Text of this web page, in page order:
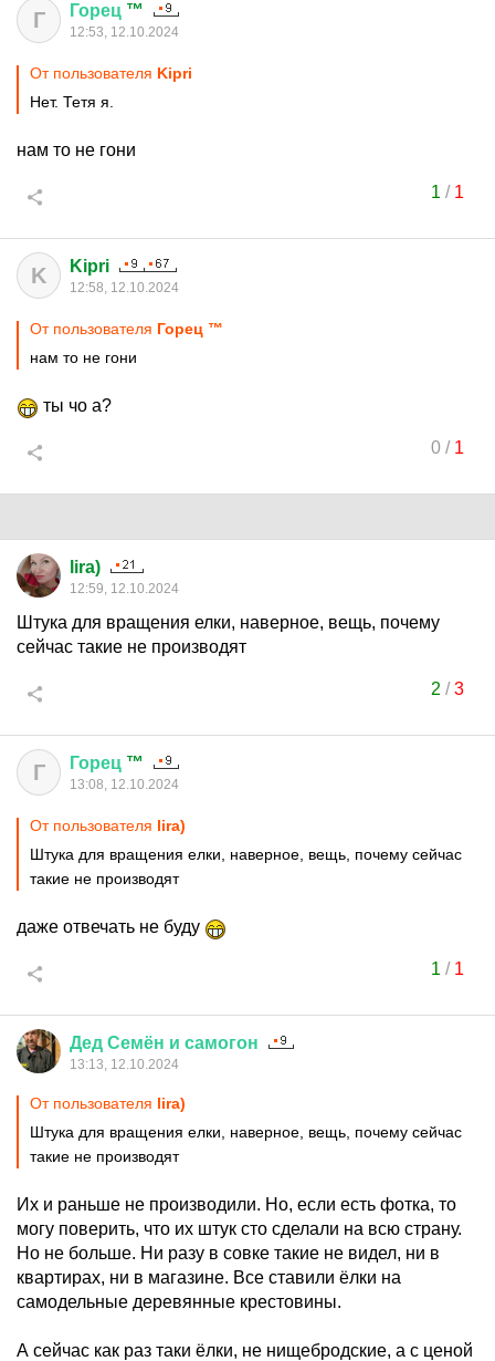
Г Горец ™
12:53, 12.10.2024
От пользователя Kipri
Нет. Тетя я.
нам то не гони
1 / 1
K Kipri
12:58, 12.10.2024
От пользователя Горец ™
нам то не гони
ты чо а?
0/ 1
lira)
12:59, 12.10.2024
Штука для вращения елки, наверное, вещь, почему
сейчас такие не производят
2 /3
Г Горец ™
13:08, 12.10.2024
От пользователя lira)
Штука для вращения елки, наверное, вещь, почему сейчас
такие не производят
даже отвечать не буду
1 / 1
Дед Семён и самогон
13:13, 12.10.2024
От пользователя lira)
Штука для вращения елки, наверное, вещь, почему сейчас
такие не производят
Их и раньше не производили. Но, если есть фотка, то
могу поверить, что их штук сто сделали на всю страну.
Но не больше. Ни разу в совке такие не видел, ни в
квартирах, ни в магазине. Все ставили ёлки на
самодельные деревянные крестовины.
А сейчас как раз таки ёлки, не нищебродские, а с ценой